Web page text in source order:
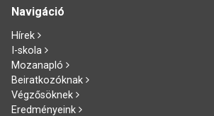
Navigáció
Hírek
I-skola
Mozanapló
Beiratkozóknak
Végzősöknek
Eredményeink